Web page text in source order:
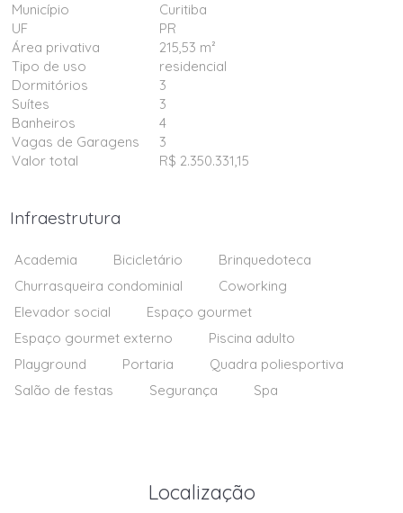
Município
Curitiba
UF
PR
Área privativa
215,53 m²
Tipo de uso
residencial
Dormitórios
3
Suítes
3
Banheiros
4
Vagas de Garagens
3
Valor total
R$ 2.350.331,15
Infraestrutura
Academia Bicicletário
Brinquedoteca
Churrasqueira condominial
Coworking
Elevador social
Espaço gourmet
Espaço gourmet externo
Piscina adulto
Playground
Portaria
Quadra poliesportiva
Salão de festas
Segurança Spa
Localização